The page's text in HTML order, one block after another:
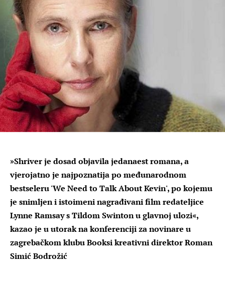
»Shriver je dosad objavila jedanaest romana, a
vjerojatno je najpoznatija po međunarodnom
bestseleru 'We Need to Talk About Kevin', po kojemu
je snimljen i istoimeni nagrađivani film redateljice
Lynne Ramsay s Tildom Swinton u glavnoj ulozi«,
kazao je u utorak na konferenciji za novinare u
zagrebačkom klubu Booksi kreativni direktor Roman
Simić Bodrožić